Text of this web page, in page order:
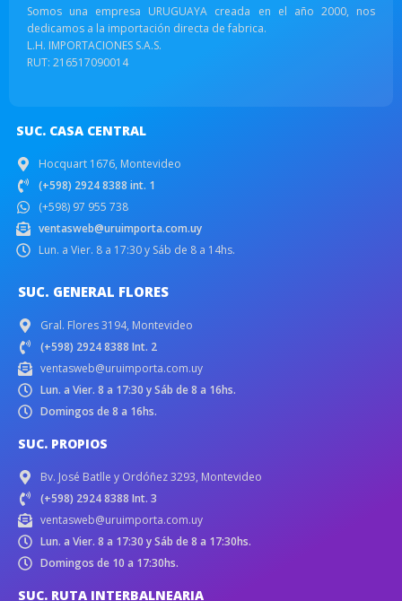
Somos una empresa URUGUAYA creada en el año 2000, nos
dedicamos a la importación directa de fabrica.
L.H. IMPORTACIONES S.A.S.
RUT: 216517090014
SUC. CASA CENTRAL
Hocquart 1676, Montevideo
(+598) 2924 8388 int. 1
(+598) 97 955 738
ventasweb@uruimporta.com.uy
Lun. a Vier. 8 a 17:30 y Sáb de 8 a 14hs.
SUC. GENERAL FLORES
Gral. Flores 3194, Montevideo
(+598) 2924 8388 Int. 2
ventasweb@uruimporta.com.uy
Lun. a Vier. 8 a 17:30 y Sáb de 8 a 16hs.
Domingos de 8 a 16hs.
SUC. PROPIOS
Bv. José Batlle y Ordóñez 3293, Montevideo
(+598) 2924 8388 Int. 3
ventasweb@uruimporta.com.uy
Lun. a Vier. 8 a 17:30 y Sáb de 8 a 17:30hs.
Domingos de 10 a 17:30hs.
SUC. RUTA INTERBALNEARIA